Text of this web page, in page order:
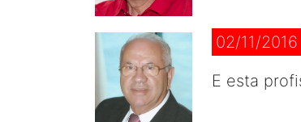
02/11/2016
E esta